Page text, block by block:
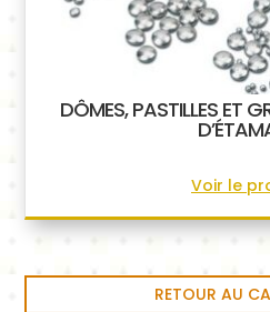
DÔMES, PASTILLES ET
Voir le
RETOUR AU